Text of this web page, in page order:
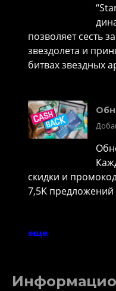
позволяет сесть
звездолета и
битвах звездных
скидки и
7,5K предложений
еще